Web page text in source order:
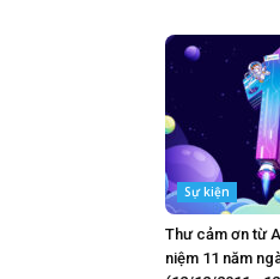
Sự kiện
Thư cảm ơn từ
niệm 11 năm